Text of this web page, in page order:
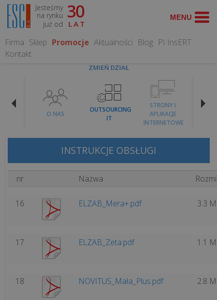
Jesteśmy
na rynku
już od
30
LAT
Firma Sklep Promocje Aktualności Blog PI InsERT
Kontakt
ZMIEŃ DZIAŁ
O NAS
OUTSOURCING
IT
STRONY I
APLIKACJE
INTERNETOWE
WYSZUKAJ
nas
firmy
organizacyjna
Referencje
INSTRUKCJE OBSŁUGI
nr Nazwa
16 ELZAB_Mera+.pdf 3.3
17 ELZAB_Zeta.pdf 1.1
18 NOVITUS_Mała_Plus.pdf 2.8